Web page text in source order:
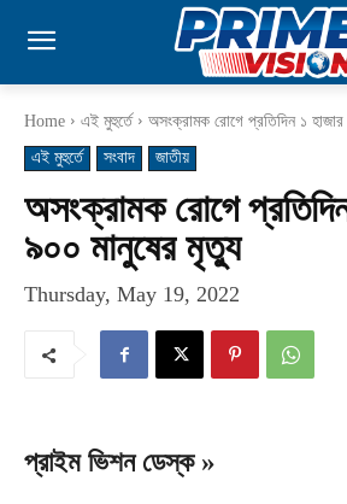
Home এই মুহুর্তে
অসংক্রামক রোগে প্রতিদিন ১
এই মুহুর্তে
সংবাদ জাতীয়
অসংক্রামক রোগে
৯০০ মানুষের মৃত্যু
Thursday, May 19, 2022
প্রাইম ভিশন ডেস্ক »